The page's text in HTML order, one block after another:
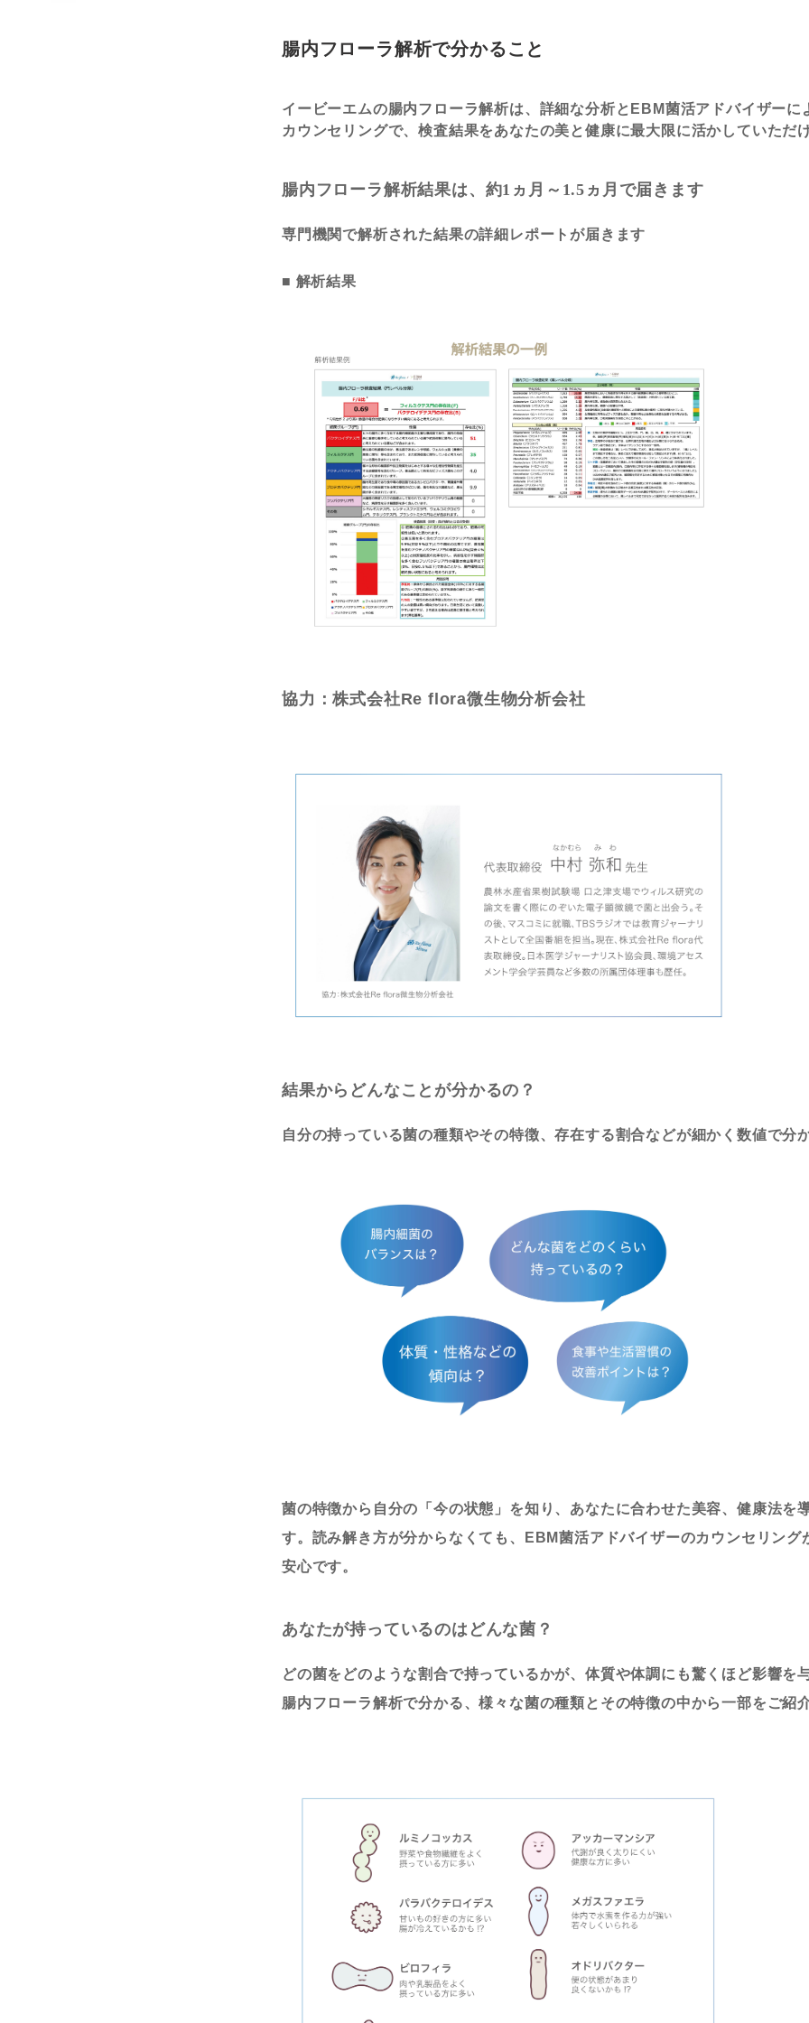
腸内フローラ解析で分かること
イービーエムの腸内フローラ解析は、詳細な分析とEBM菌活アドバイザーに
カウンセリングで、検査結果をあなたの美と健康に最大限に活かしていただけ
腸内フローラ解析結果は、約1ヵ月～1.5ヵ月で届きます
専門機関で解析された結果の詳細レポートが届きます
■ 解析結果
協力：株式会社Re flora微生物分析会社
結果からどんなことが分かるの？
自分の持っている菌の種類やその特徴、存在する割合などが細かく数値で分
菌の特徴から自分の「今の状態」を知り、あなたに合わせた美容、健康法を
す。読み解き方が分からなくても、EBM菌活アドバイザーのカウンセリング
安心です。
あなたが持っているのはどんな菌？
どの菌をどのような割合で持っているかが、体質や体調にも驚くほど影響を
腸内フローラ解析で分かる、様々な菌の種類とその特徴の中から一部をご紹